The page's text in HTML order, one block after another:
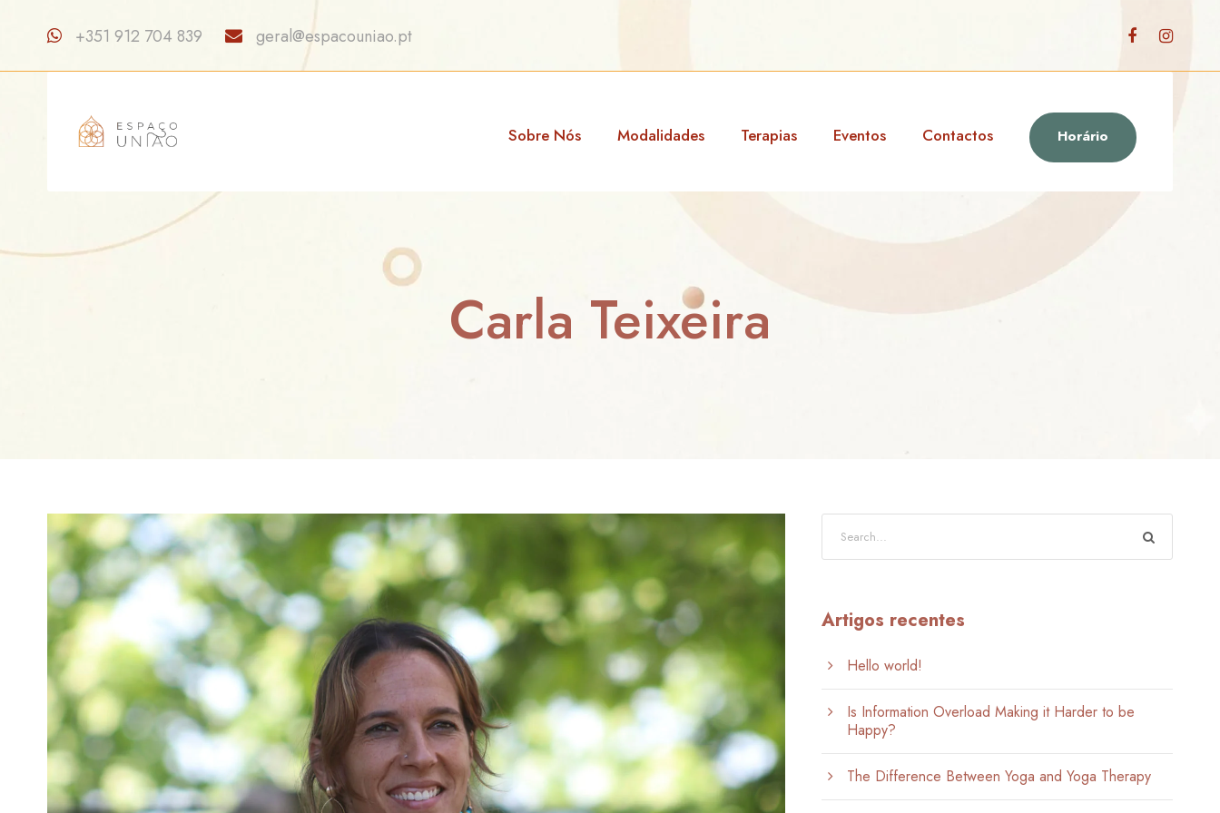
+351 912 704 839 geral@espacouniao.pt
Sobre Nós Modalidades Terapias Eventos Contactos Horário
Carla Teixeira
Artigos recentes
Hello world!
Is Information Overload Making it Harder to be
Happy?
The Difference Between Yoga and Yoga Therapy